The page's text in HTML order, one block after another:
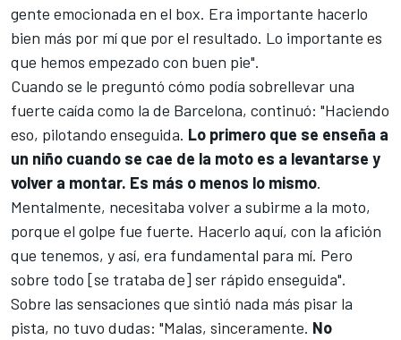
gente emocionada en el box. Era importante hacerlo
bien más por mí que por el resultado. Lo importante es
que hemos empezado con buen pie".
Cuando se le preguntó cómo podía sobrellevar una
fuerte caída como la de Barcelona, continuó: "Haciendo
eso, pilotando enseguida. Lo primero que se enseña a
un niño cuando se cae de la moto es a levantarse y
volver a montar. Es más o menos lo mismo.
Mentalmente, necesitaba volver a subirme a la moto,
porque el golpe fue fuerte. Hacerlo aquí, con la afición
que tenemos, y así, era fundamental para mí. Pero
sobre todo [se trataba de] ser rápido enseguida".
Sobre las sensaciones que sintió nada más pisar la
pista, no tuvo dudas: "Malas, sinceramente. No